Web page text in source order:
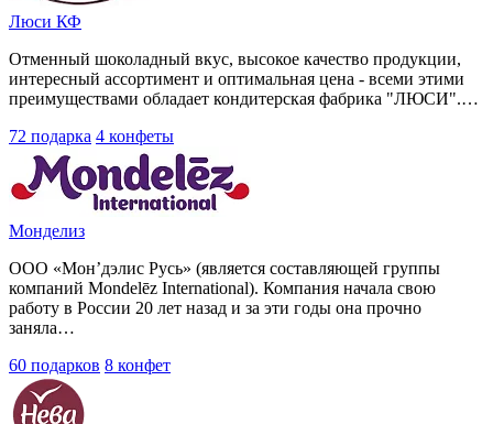
Люси КФ
Отменный шоколадный вкус, высокое качество продукции,
интересный ассортимент и оптимальная цена - всеми этими
преимуществами обладает кондитерская фабрика "ЛЮСИ".…
72 подарка 4 конфеты
Монделиз
ООО «Мон’дэлис Русь» (является составляющей группы
компаний Mondelēz International). Компания начала свою
работу в России 20 лет назад и за эти годы она прочно
заняла…
60 подарков 8 конфет